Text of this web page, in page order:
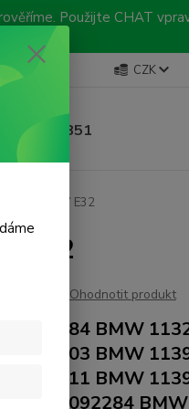
Použijte CHAT
Kontakty CZK
linka
792 217 851
9-16 hod.)
5 E34 , 7 E32
E32
Ohodnotit produkt
1092284 BMW
1139403 BMW
1139411 BMW
31321092284